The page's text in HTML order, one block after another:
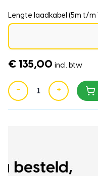
Lengte laadkabel (5m t/m
€ 135,00 incl. btw
− +